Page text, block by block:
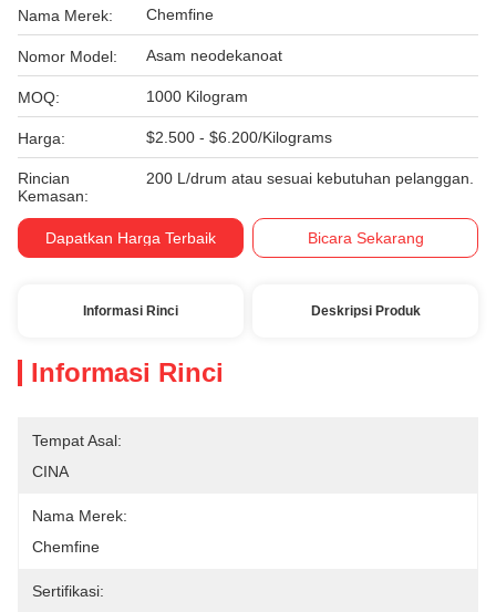
Nama Merek: Chemfine
Nomor Model: Asam neodekanoat
MOQ: 1000 Kilogram
Harga: $2.500 - $6.200/Kilograms
Rincian
Kemasan:
200 L/drum atau sesuai kebutuhan pelanggan.
Dapatkan Harga Terbaik Bicara Sekarang
Informasi Rinci Deskripsi Produk
Informasi Rinci
Tempat Asal:
CINA
Nama Merek:
Chemfine
Sertifikasi: